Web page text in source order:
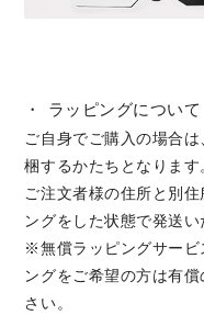
・ ラッピングについて
ご自身でご購入の場合
梱するかたちとなります
ご注文者様の住所と別
ングをした状態で発送い
※無償ラッピングサービ
ングをご希望の方は有
さい。